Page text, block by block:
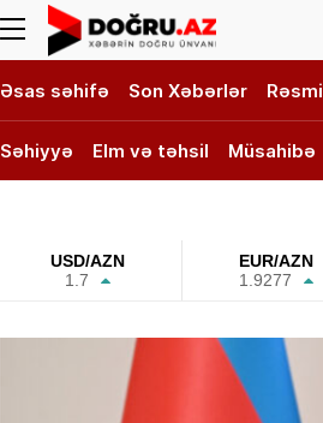
Əsas səhifə Son Xəbərlər Rəsmi
Səhiyyə Elm və təhsil Müsahibə
USD/AZN
1.7
EUR/AZN
1.9277